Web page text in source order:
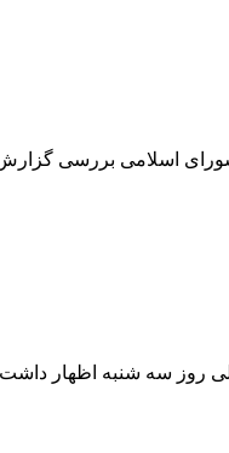
روز سه شنبه مجلس شورای